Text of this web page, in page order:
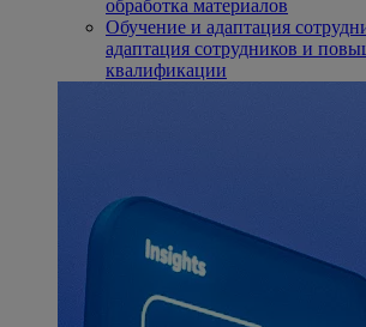
обработка материалов
Обучение и адаптация
адаптация сотрудников и
квалификации